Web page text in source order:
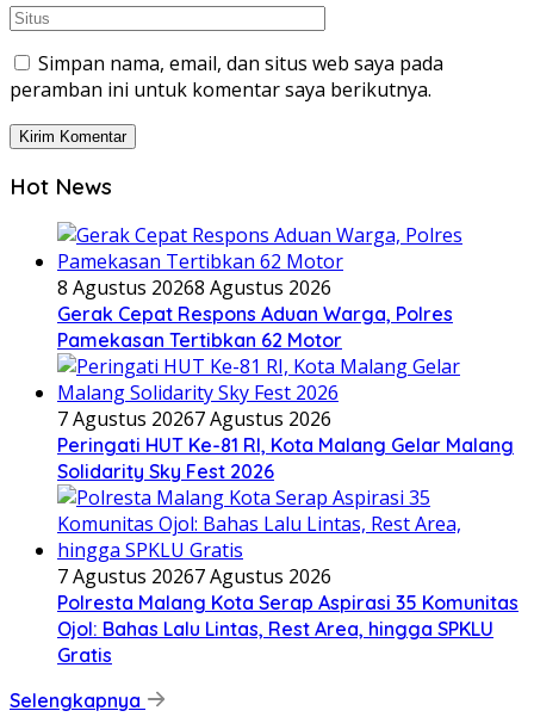
Simpan nama, email, dan situs web saya pada
peramban ini untuk komentar saya berikutnya.
Hot News
8 Agustus 20268 Agustus 2026
Gerak Cepat Respons Aduan Warga, Polres
Pamekasan Tertibkan 62 Motor
7 Agustus 20267 Agustus 2026
Peringati HUT Ke-81 RI, Kota Malang Gelar Malang
Solidarity Sky Fest 2026
7 Agustus 20267 Agustus 2026
Polresta Malang Kota Serap Aspirasi 35 Komunitas
Ojol: Bahas Lalu Lintas, Rest Area, hingga SPKLU
Gratis
Selengkapnya